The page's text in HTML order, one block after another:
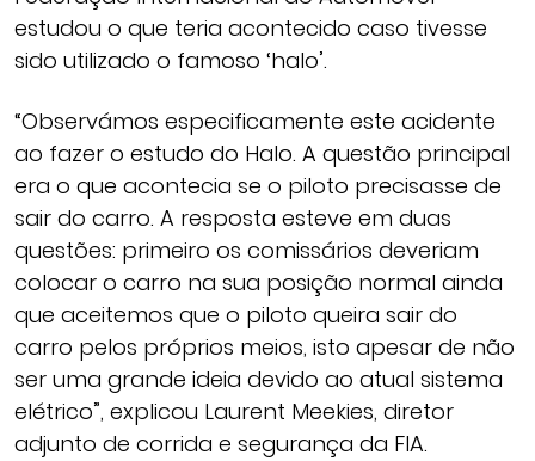
estudou o que teria acontecido caso tivesse
sido utilizado o famoso ‘halo’.
“Observámos especificamente este acidente
ao fazer o estudo do Halo. A questão principal
era o que acontecia se o piloto precisasse de
sair do carro. A resposta esteve em duas
questões: primeiro os comissários deveriam
colocar o carro na sua posição normal ainda
que aceitemos que o piloto queira sair do
carro pelos próprios meios, isto apesar de não
ser uma grande ideia devido ao atual sistema
elétrico”, explicou Laurent Meekies, diretor
adjunto de corrida e segurança da FIA.